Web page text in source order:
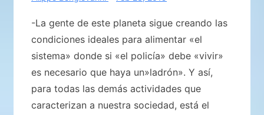
-La gente de este planeta sigue creando las
condiciones ideales para alimentar «el
sistema» donde si «el policía» debe «vivir»
es necesario que haya un»ladrón». Y así,
para todas las demás actividades que
caracterizan a nuestra sociedad, está el